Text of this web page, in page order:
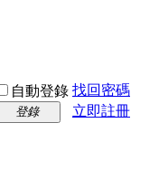
自動登錄 找回密碼
登錄 立即註冊